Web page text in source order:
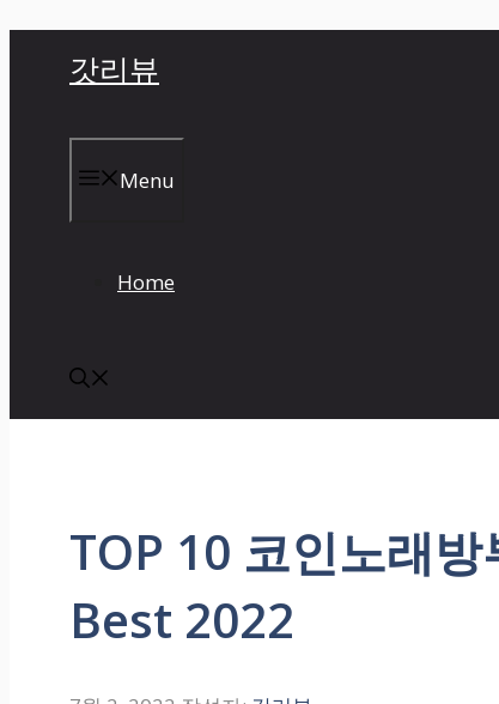
갓리뷰
Menu
Home
TOP 10 코인노래
Best 2022